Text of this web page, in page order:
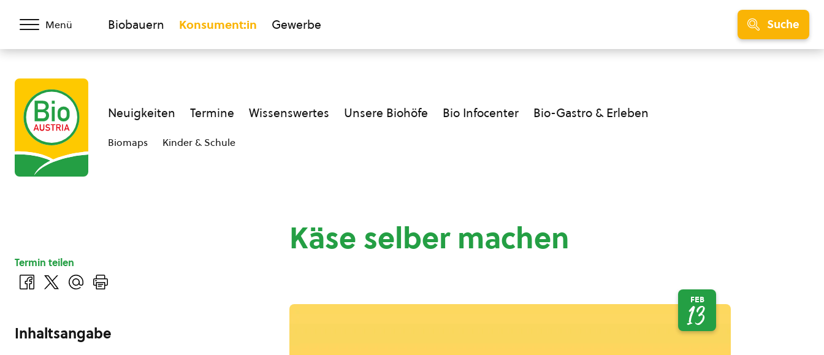
Menü Biobauern Konsument:in Gewerbe Suche
Neuigkeiten Termine Wissenswertes Unsere Biohöfe Bio Infocenter Bio-Gastro & Erleben
Biomaps Kinder & Schule
Käse selber machen
FEB
13
Termin teilen
Inhaltsangabe